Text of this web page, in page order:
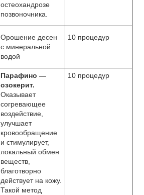
остеохандрозе
позвоночника.
Орошение десен
с минеральной
водой
10 процедур
Парафино —
озокерит.
Оказывает
согревающее
воздействие,
улучшает
кровообращение
и стимулирует,
локальный обмен
веществ,
благотворно
действует на кожу.
Такой метод
10 процедур